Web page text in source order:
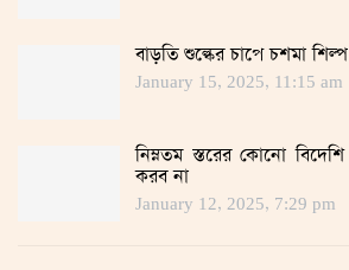
বাড়তি শুল্কের চাপে চশমা শিল্প
January 15, 2025, 11:15 am
নিম্নতম স্তরের কোনো
করব না
January 12, 2025, 7:29 pm